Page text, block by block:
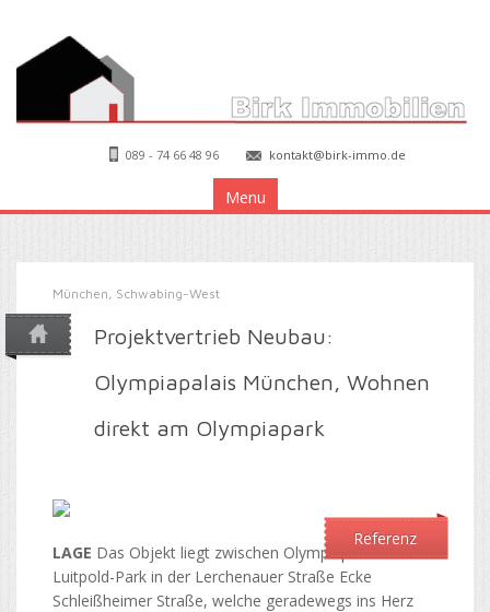
089 - 74 66 48 96 kontakt@birk-immo.de
Menu
München, Schwabing-West
Projektvertrieb Neubau:
Olympiapalais München, Wohnen
direkt am Olympiapark
Referenz
LAGE Das Objekt liegt zwischen Olympiapark und
Luitpold-Park in der Lerchenauer Straße Ecke
Schleißheimer Straße, welche geradewegs ins Herz